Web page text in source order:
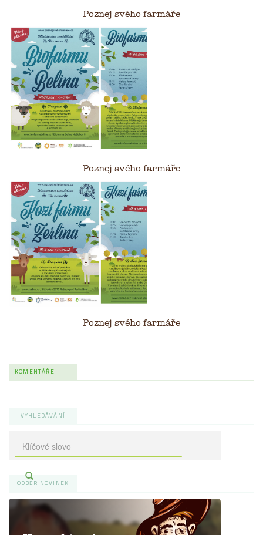
Poznej svého farmáře
Poznej svého farmáře
Poznej svého farmáře
KOMENTÁŘE
VYHLEDÁVÁNÍ
ODBĚR NOVINEK